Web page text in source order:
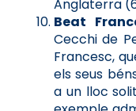
Anglaterra
Beat
Cecchi de
Francesc,
els seus
a un lloc